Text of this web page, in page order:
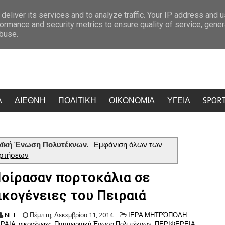
Νέα Αριστερα Σάλος στην Κρήτη: Τουρίστας ρώτησε πόσο
ΔΙΕΘΝΗ ΠΟΛΙΤΙΚΗ ΟΙΚΟΝΟΜΙΑ ΥΓΕΙΑ
Ένωση Πολυτέκνων.
Εμφάνιση όλων των
πορτοκάλια σε
του Πειραιά
NET Πέμπτη, Δεκεμβρίου 11, 2014
ΙΕΡΑ ΜΗΤΡΌΠΟΛΗ
its services and to analyze traffic. Your IP address and
and security metrics to ensure quality of service,